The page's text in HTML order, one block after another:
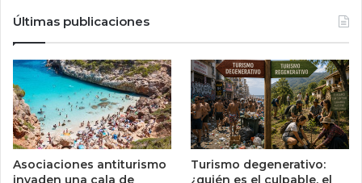
Últimas publicaciones
Asociaciones antiturismo
invaden una cala de
Turismo degenerativo:
¿quién es el culpable, el